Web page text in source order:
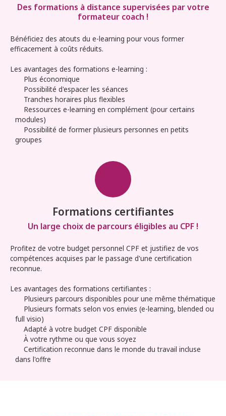
Des formations à distance supervisées par votre
formateur coach !
Bénéficiez des atouts du e-learning pour vous former
efficacement à coûts réduits.
Les avantages des formations e-learning :
Plus économique
Possibilité d'espacer les séances
Tranches horaires plus flexibles
Ressources e-learning en complément (pour certains
modules)
Possibilité de former plusieurs personnes en petits
groupes
Formations certifiantes
Un large choix de parcours éligibles au CPF !
Profitez de votre budget personnel CPF et justifiez de vos
compétences acquises par le passage d'une certification
reconnue.
Les avantages des formations certifiantes :
Plusieurs parcours disponibles pour une même thématique
Plusieurs formats selon vos envies (e-learning, blended ou
full visio)
Adapté à votre budget CPF disponible
À votre rythme ou que vous soyez
Certification reconnue dans le monde du travail incluse
dans l'offre